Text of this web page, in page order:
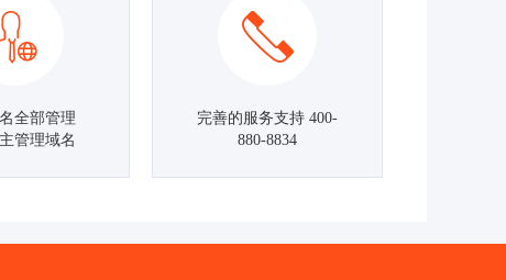
全部管理
管理域名
完善的服务支持 400-
880-8834